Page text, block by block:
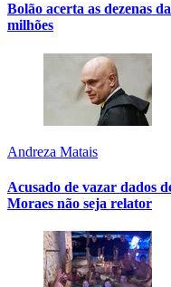
Bolão acerta as dezenas
milhões
Andreza Matais
Acusado de vazar dados
Moraes não seja relator